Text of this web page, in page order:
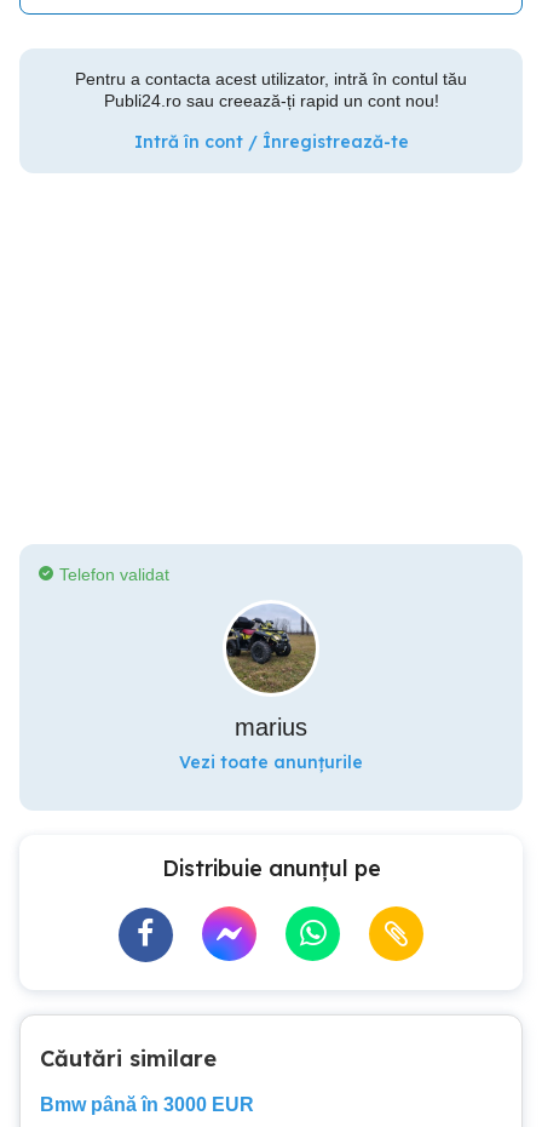
Pentru a contacta acest utilizator, intră în contul tău
Publi24.ro sau creează-ți rapid un cont nou!
Intră în cont / Înregistrează-te
Telefon validat
marius
Vezi toate anunțurile
Distribuie anunțul pe
Căutări similare
Bmw până în 3000 EUR